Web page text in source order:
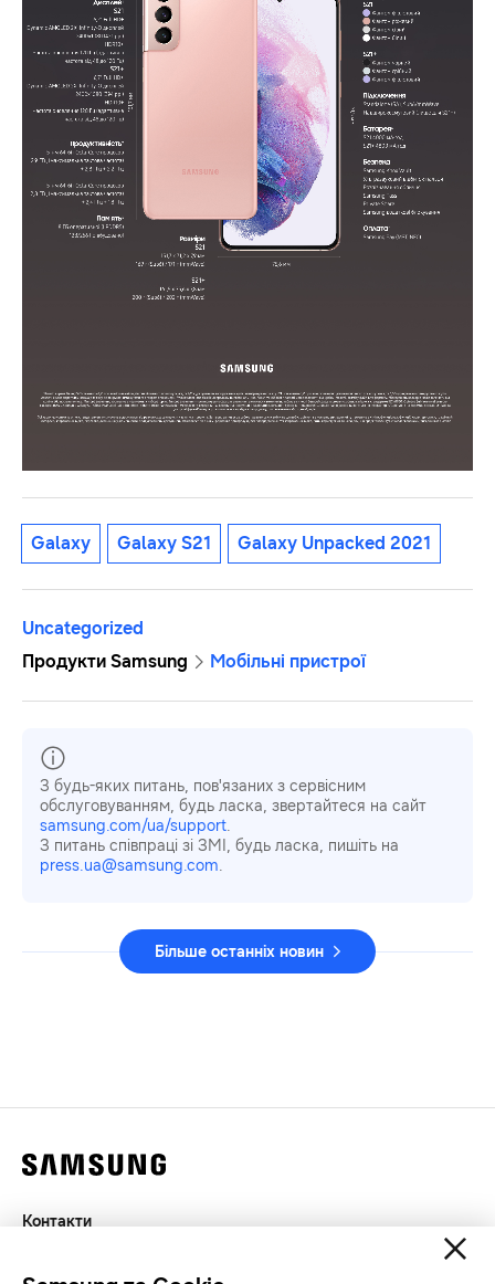
Galaxy Galaxy S21 Galaxy Unpacked 2021
Uncategorized
Продукти Samsung
Мобільні пристрої
З будь-яких питань, пов'язаних з сервісним
обслуговуванням, будь ласка, звертайтеся на сайт
samsung.com/ua/support.
З питань співпраці зі ЗМІ, будь ласка, пишіть на
press.ua@samsung.com.
Більше останніх новин
Контакти